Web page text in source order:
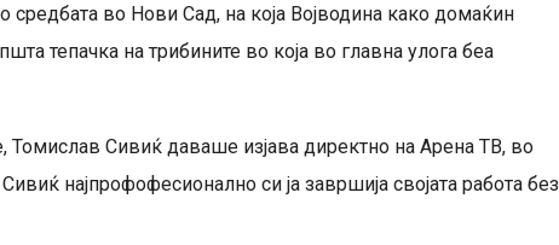
во Нови Сад, на која Војводина како домаќин
тепачка на трибините во која во главна улога беа
Томислав Сивиќ даваше изјава директно на Арена ТВ, во
најпрофофесионално си ја завршија својата работа без